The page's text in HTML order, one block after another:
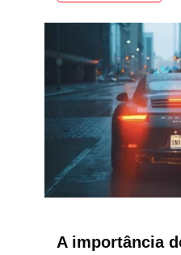
A importância